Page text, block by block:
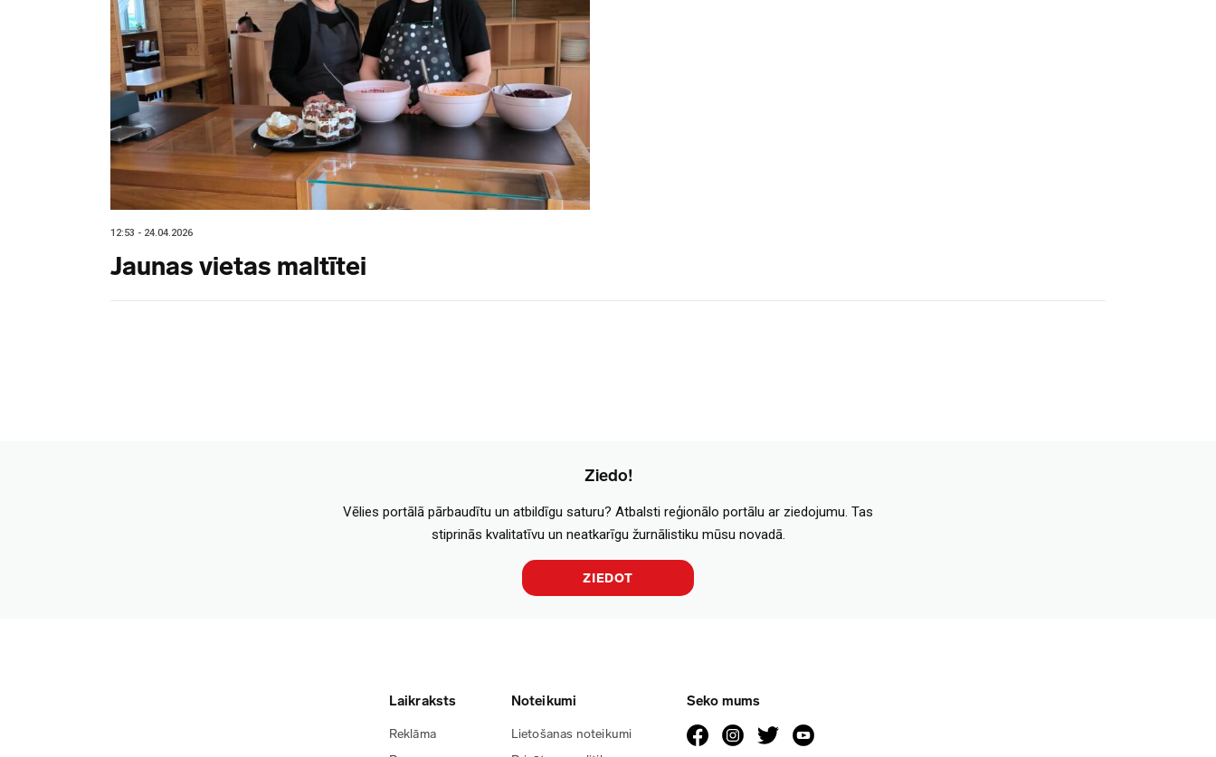
12:53 - 24.04.2026
Jaunas vietas maltītei
Ziedo!
Vēlies portālā pārbaudītu un atbildīgu saturu? Atbalsti reģionālo portālu ar ziedojumu. Tas
stiprinās kvalitatīvu un neatkarīgu žurnālistiku mūsu novadā.
ZIEDOT
Laikraksts
Reklāma
Noteikumi
Lietošanas noteikumi
Seko mums